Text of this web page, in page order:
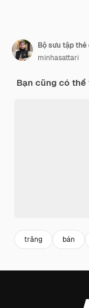
minhasattari
Bạn cũng có
trăng bán